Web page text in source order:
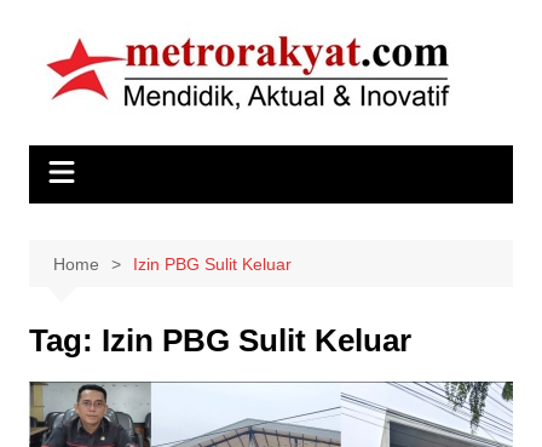
content
Home Izin PBG Sulit Keluar
Tag: Izin PBG Sulit Keluar